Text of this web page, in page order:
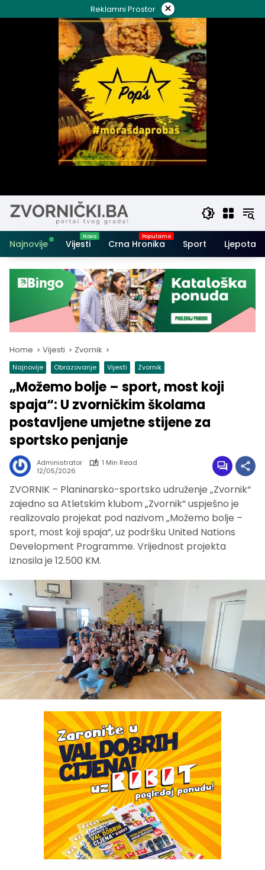
to
Reklamni Prostor ×
Najnovije Vijesti Crna Hronika Sport Ljepota i
Home Vijesti Zvornik
Najnovije Obrazovanje Vijesti Zvornik
„Možemo bolje – sport, most koji
spaja“: U zvorničkim školama
postavljene umjetne stijene za
sportsko penjanje
Administrator
1 Min Read
12/05/2026
ZVORNIK – Planinarsko-sportsko udruženje „Zvornik“
zajedno sa Atletskim klubom „Zvornik“ uspješno je
realizovalo projekat pod nazivom „Možemo bolje –
sport, most koji spaja“, uz podršku United Nations
Development Programme. Vrijednost projekta
iznosila je 12.500 KM.